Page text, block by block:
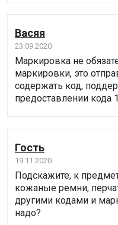
Васяя
23.09.2020
Маркировка не
маркировки, это
содержать код,
предоставлении кода
Гость
19.11.2020
Подскажите, к
кожаные ремни,
другими кодами и
надо?